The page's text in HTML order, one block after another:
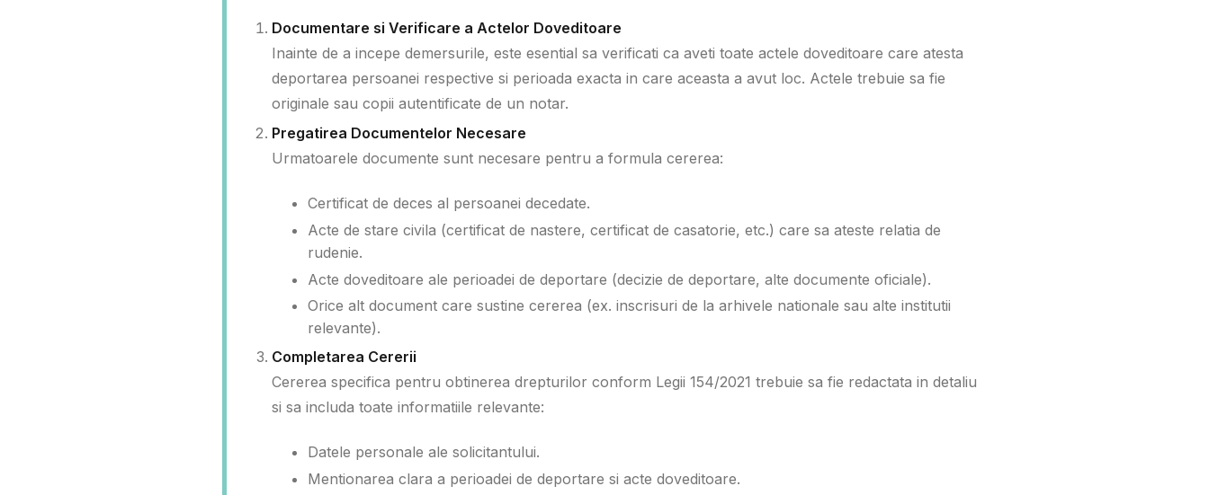
Documentare si Verificare a Actelor Doveditoare
Inainte de a incepe demersurile, este esential sa verificati ca aveti toate actele doveditoare care atesta
deportarea persoanei respective si perioada exacta in care aceasta a avut loc. Actele trebuie sa fie
originale sau copii autentificate de un notar.
Pregatirea Documentelor Necesare
Urmatoarele documente sunt necesare pentru a formula cererea:
Certificat de deces al persoanei decedate.
Acte de stare civila (certificat de nastere, certificat de casatorie, etc.) care sa ateste relatia de
rudenie.
Acte doveditoare ale perioadei de deportare (decizie de deportare, alte documente oficiale).
Orice alt document care sustine cererea (ex. inscrisuri de la arhivele nationale sau alte institutii
relevante).
Completarea Cererii
Cererea specifica pentru obtinerea drepturilor conform Legii 154/2021 trebuie sa fie redactata in detaliu
si sa includa toate informatiile relevante:
Datele personale ale solicitantului.
Mentionarea clara a perioadei de deportare si acte doveditoare.